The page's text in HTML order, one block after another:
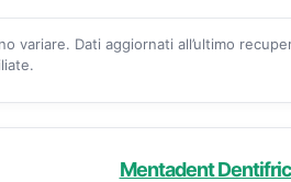
variare. Dati aggiornati all’ultimo
Mentadent